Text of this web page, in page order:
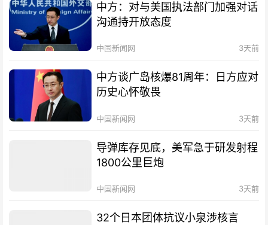
中方：对与美国执法部门加强对话
沟通持开放态度
中国新闻网 3天前
中方谈广岛核爆81周年：日方应对
历史心怀敬畏
中国新闻网 3天前
导弹库存见底，美军急于研发射程
1800公里巨炮
中国新闻网 3天前
32个日本团体抗议小泉涉核言